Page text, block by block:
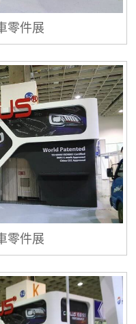
零件展
零件展